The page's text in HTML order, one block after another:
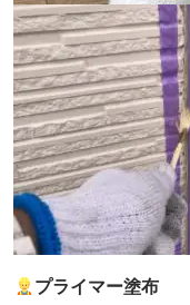
プライマー塗布